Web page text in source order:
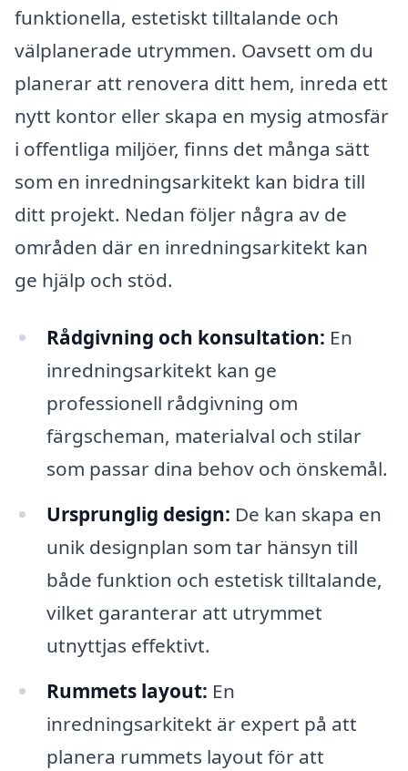
funktionella, estetiskt tilltalande och
välplanerade utrymmen. Oavsett om du
planerar att renovera ditt hem, inreda ett
nytt kontor eller skapa en mysig atmosfär
i offentliga miljöer, finns det många sätt
som en inredningsarkitekt kan bidra till
ditt projekt. Nedan följer några av de
områden där en inredningsarkitekt kan
ge hjälp och stöd.
Rådgivning och konsultation: En
inredningsarkitekt kan ge
professionell rådgivning om
färgscheman, materialval och stilar
som passar dina behov och önskemål.
Ursprunglig design: De kan skapa en
unik designplan som tar hänsyn till
både funktion och estetisk tilltalande,
vilket garanterar att utrymmet
utnyttjas effektivt.
Rummets layout: En
inredningsarkitekt är expert på att
planera rummets layout för att